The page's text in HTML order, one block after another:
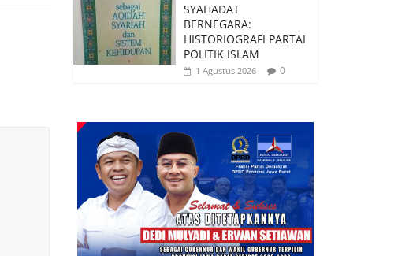
SYAHADAT
BERNEGARA:
HISTORIOGRAFI PARTAI
POLITIK ISLAM
1 Agustus 2026 0